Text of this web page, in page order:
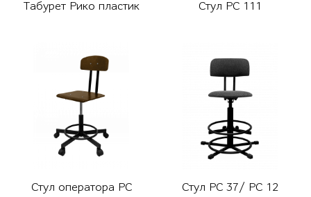
Табурет Рико пластик Стул РС 111
Стул оператора РС
Стул РС 37/ РС 12